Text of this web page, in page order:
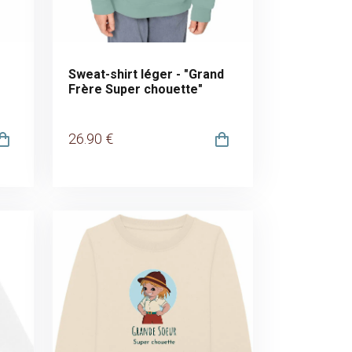
Sweat-shirt léger - "Grand
Frère Super chouette"
26 .90 €